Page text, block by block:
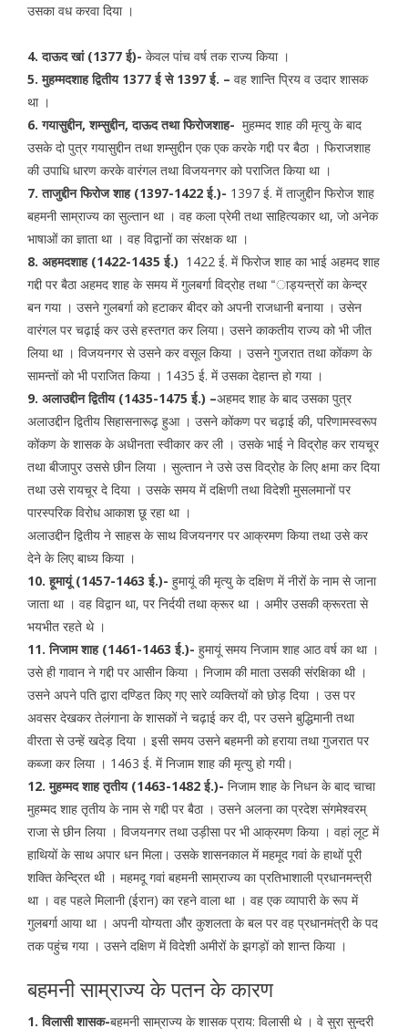
उसका वध करवा दिया ।
4. दाऊद खां (1377 ई)- केवल पांच वर्ष तक राज्य किया ।
5. मुहम्मदशाह द्वितीय 1377 ई से 1397 ई. – वह शान्ति प्रिय व उदार शासक
था ।
6. गयासुद्दीन, शम्सुद्दीन, दाऊद तथा फिरोजशाह- मुहम्मद शाह की मृत्यु के बाद
उसके दो पुत्र गयासुद्दीन तथा शम्सुद्दीन एक एक करके गद्दी पर बैठा । फिराजशाह
की उपाधि धारण करके वारंगल तथा विजयनगर को पराजित किया था ।
7. ताजुद्दीन फिरोज शाह (1397-1422 ई.)- 1397 ई. में ताजुद्दीन फिरोज शाह
बहमनी साम्राज्य का सुल्तान था । वह कला प्रेमी तथा साहित्यकार था, जो अनेक
भाषाओं का ज्ञाता था । वह विद्वानों का संरक्षक था ।
8. अहमदशाह (1422-1435 ई.) 1422 ई. में फिरोज शाह का भाई अहमद शाह
गद्दी पर बैठा अहमद शाह के समय में गुलबर्गा विद्रोह तथा “ाड्यन्त्रों का केन्द्र
बन गया । उसने गुलबर्गा को हटाकर बीदर को अपनी राजधानी बनाया । उसेन
वारंगल पर चढ़ाई कर उसे हस्तगत कर लिया। उसने काकतीय राज्य को भी जीत
लिया था । विजयनगर से उसने कर वसूल किया । उसने गुजरात तथा कोंकण के
सामन्तों को भी पराजित किया । 1435 ई. में उसका देहान्त हो गया ।
9. अलाउद्दीन द्वितीय (1435-1475 ई.) –अहमद शाह के बाद उसका पुत्र
अलाउद्दीन द्वितीय सिहासनारूढ़ हुआ । उसने कोंकण पर चढ़ाई की, परिणामस्वरूप
कोंकण के शासक के अधीनता स्वीकार कर ली । उसके भाई ने विद्रोह कर रायचूर
तथा बीजापुर उससे छीन लिया । सुल्तान ने उसे उस विद्रोह के लिए क्षमा कर दिया
तथा उसे रायचूर दे दिया । उसके समय में दक्षिणी तथा विदेशी मुसलमानों पर
पारस्परिक विरोध आकाश छू रहा था ।
अलाउद्दीन द्वितीय ने साहस के साथ विजयनगर पर आक्रमण किया तथा उसे कर
देने के लिए बाध्य किया ।
10. हूमायूं (1457-1463 ई.)- हुमायूं की मृत्यु के दक्षिण में नीरों के नाम से जाना
जाता था । वह विद्वान था, पर निर्दयी तथा क्रूर था । अमीर उसकी क्रूरता से
भयभीत रहते थे ।
11. निजाम शाह (1461-1463 ई.)- हुमायूं समय निजाम शाह आठ वर्ष का था ।
उसे ही गावान ने गद्दी पर आसीन किया । निजाम की माता उसकी संरक्षिका थी ।
उसने अपने पति द्वारा दण्डित किए गए सारे व्यक्तियों को छोड़ दिया । उस पर
अवसर देखकर तेलंगाना के शासकों ने चढ़ाई कर दी, पर उसने बुद्धिमानी तथा
वीरता से उन्हें खदेड़ दिया । इसी समय उसने बहमनी को हराया तथा गुजरात पर
कब्जा कर लिया । 1463 ई. में निजाम शाह की मृत्यु हो गयी।
12. मुहम्मद शाह तृतीय (1463-1482 ई.)- निजाम शाह के निधन के बाद चाचा
मुहम्मद शाह तृतीय के नाम से गद्दी पर बैठा । उसने अलना का प्रदेश संगमेश्वरम्
राजा से छीन लिया । विजयनगर तथा उड़ीसा पर भी आक्रमण किया । वहां लूट में
हाथियों के साथ अपार धन मिला। उसके शासनकाल में महमूद गवां के हाथों पूरी
शक्ति केन्द्रित थी । महमदू गवां बहमनी साम्राज्य का प्रतिभाशाली प्रधानमन्त्री
था । वह पहले मिलानी (ईरान) का रहने वाला था । वह एक व्यापारी के रूप में
गुलबर्गा आया था । अपनी योग्यता और कुशलता के बल पर वह प्रधानमंत्री के पद
तक पहुंच गया । उसने दक्षिण में विदेशी अमीरों के झगड़ों को शान्त किया ।
बहमनी साम्राज्य के पतन के कारण
1. विलासी शासक-बहमनी साम्राज्य के शासक प्राय: विलासी थे । वे सुरा सुन्दरी